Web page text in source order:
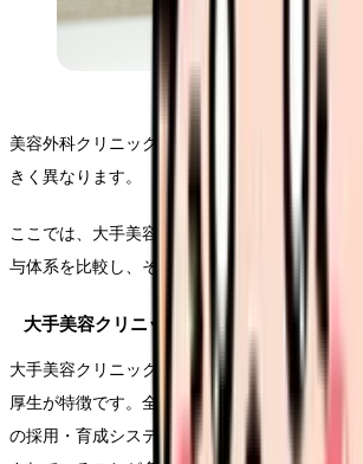
美容外科クリニックの規模や経営スタイルに
きく異なります。
ここでは、大手美容クリニックチェーンと中
与体系を比較し、それぞれの特徴を解説します
大手美容クリニックチェーンの給与体系
大手美容クリニックチェーンでは、安定した基
厚生が特徴です。全国展開している大手クリニ
の採用・育成システムが確立されており、キ